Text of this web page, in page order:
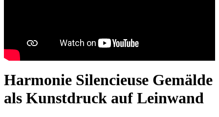
Harmonie Silencieuse Gemälde
als Kunstdruck auf Leinwand